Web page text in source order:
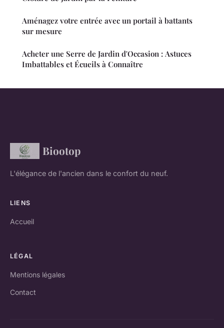
Aménagez votre entrée avec un portail à battants
sur mesure
Acheter une Serre de Jardin d'Occasion : Astuces
Imbattables et Écueils à Connaître
Biootop
L'élégance de l'ancien dans le confort du neuf.
LIENS
Accueil
LÉGAL
Mentions légales
Contact